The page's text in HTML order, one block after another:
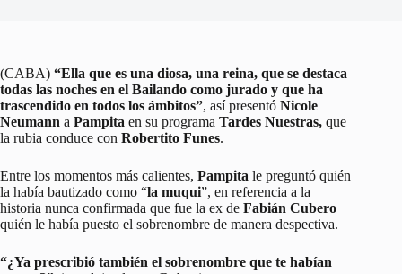
(CABA) “Ella que es una diosa, una reina, que se destaca
todas las noches en el Bailando como jurado y que ha
trascendido en todos los ámbitos”, así presentó Nicole
Neumann a Pampita en su programa Tardes Nuestras, que
la rubia conduce con Robertito Funes.
Entre los momentos más calientes, Pampita le preguntó quién
la había bautizado como “la muqui”, en referencia a la
historia nunca confirmada que fue la ex de Fabián Cubero
quién le había puesto el sobrenombre de manera despectiva.
“¿Ya prescribió también el sobrenombre que te habían